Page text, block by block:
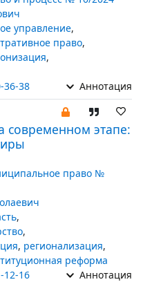
управление,
право,
,
36-38 Аннотация
современном этапе:
право №
,
,
, регионализация,
реформа
12-16 Аннотация